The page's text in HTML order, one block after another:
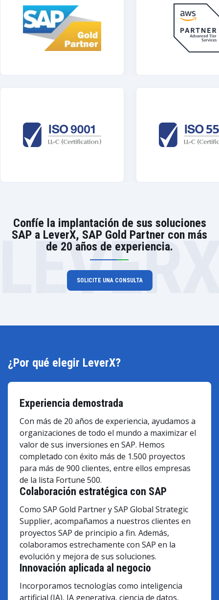
Confíe la implantación de sus soluciones
SAP a LeverX, SAP Gold Partner con más
de 20 años de experiencia.
SOLICITE UNA CONSULTA
¿Por qué elegir LeverX?
Experiencia demostrada
Con más de 20 años de experiencia, ayudamos a
organizaciones de todo el mundo a maximizar el
valor de sus inversiones en SAP. Hemos
completado con éxito más de 1.500 proyectos
para más de 900 clientes, entre ellos empresas
de la lista Fortune 500.
Colaboración estratégica con SAP
Como SAP Gold Partner y SAP Global Strategic
Supplier, acompañamos a nuestros clientes en
proyectos SAP de principio a fin. Además,
colaboramos estrechamente con SAP en la
evolución y mejora de sus soluciones.
Innovación aplicada al negocio
Incorporamos tecnologías como inteligencia
artificial (IA), IA generativa, ciencia de datos,